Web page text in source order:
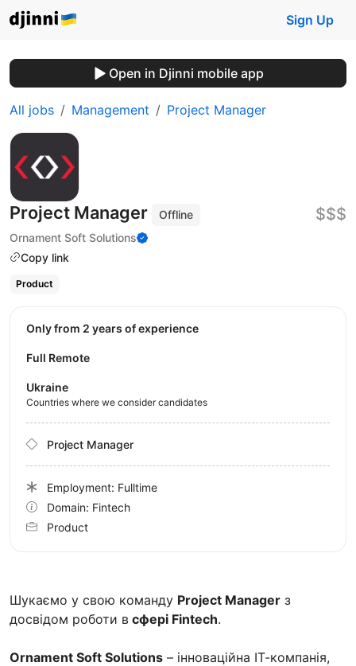
Sign Up
Open in Djinni mobile app
All jobs Management Project Manager
Project Manager
Offline
Ornament Soft Solutions
Copy link
$$$
Product
Шукаємо у свою команду Project Manager з
досвідом роботи в сфері Fintech.
Ornament Soft Solutions – інноваційна ІТ-компанія,
Only from 2 years of experience
Full Remote
Ukraine
Countries where we consider candidates
Project Manager
Employment: Fulltime
Domain: Fintech
Product